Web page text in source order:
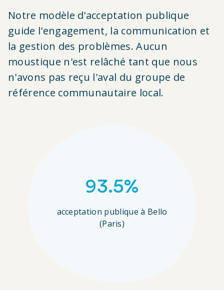
Notre modèle d'acceptation publique
guide l'engagement, la communication et
la gestion des problèmes. Aucun
moustique n'est relâché tant que nous
n'avons pas reçu l'aval du groupe de
référence communautaire local.
93.5%
acceptation publique à Bello
(Paris)